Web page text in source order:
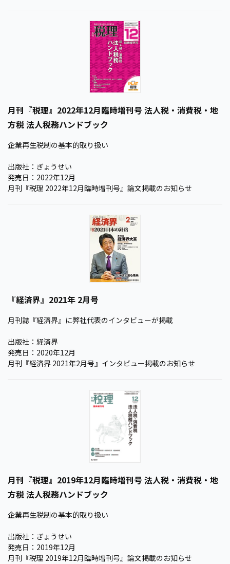
月刊『税理』2022年12月臨時増刊号 法人税・消費税・地
方税 法人税務ハンドブック
企業再生税制の基本的取り扱い
出版社：ぎょうせい
発売日：2022年12月
月刊『税理 2022年12月臨時増刊号』論文掲載のお知らせ
『経済界』2021年 2月号
月刊誌『経済界』に弊社代表のインタビューが掲載
出版社：経済界
発売日：2020年12月
月刊『経済界 2021年2月号』インタビュー掲載のお知らせ
月刊『税理』2019年12月臨時増刊号 法人税・消費税・地
方税 法人税務ハンドブック
企業再生税制の基本的取り扱い
出版社：ぎょうせい
発売日：2019年12月
月刊『税理 2019年12月臨時増刊号』論文掲載のお知らせ